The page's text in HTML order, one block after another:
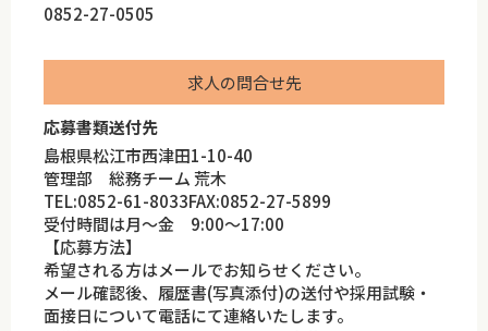
0852-27-0505
求人の問合せ先
応募書類送付先
島根県松江市西津田1-10-40
管理部 総務チーム 荒木
TEL:0852-61-8033FAX:0852-27-5899
受付時間は月～金 9:00～17:00
【応募方法】
希望される方はメールでお知らせください。
メール確認後、履歴書(写真添付)の送付や採用試験・
面接日について電話にて連絡いたします。